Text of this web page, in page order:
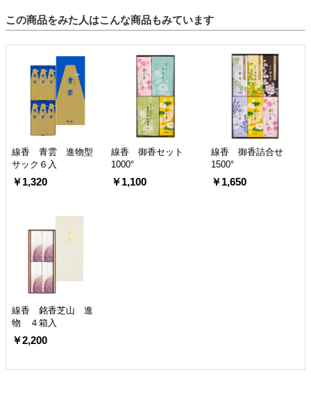
この商品をみた人はこんな商品もみています
線香 青雲 進物型
サック６入
￥1,320
線香 御香セット
1000°
￥1,100
線香 御香詰合せ
1500°
￥1,650
線香 銘香芝山 進
物 ４箱入
￥2,200